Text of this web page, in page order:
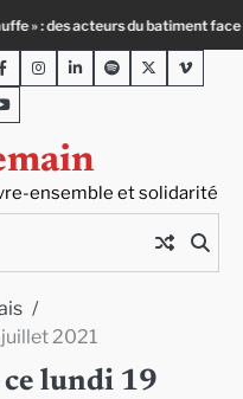
climatique Entourage : un
ensemble et solidarité
FacebookInstagram
LinkedInSpotifyTwitterViméo
Youtube
juillet 2021
ce lundi 19